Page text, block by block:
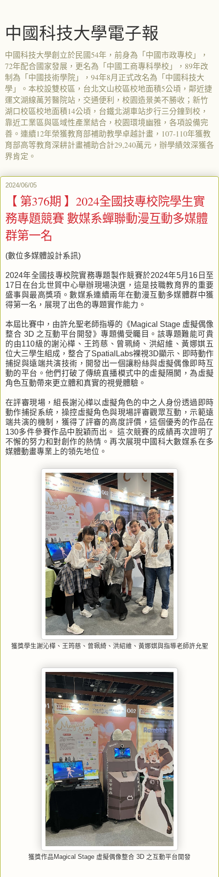
中國科技大學電子報
中國科技大學創立於民國54年，前身為「中國市政專校」，
72年配合國家發展，更名為「中國工商專科學校」，89年改
制為「中國技術學院」，94年8月正式改名為「中國科技大
學」。本校設雙校區，台北文山校區校地面積5公頃，鄰近捷
運文湖線萬芳醫院站，交通便利，校園造景美不勝收；新竹
湖口校區校地面積14公頃，台鐵北湖車站步行三分鐘到校，
靠近工業區與區域性產業結合，校園環境幽雅，各項設備完
善。連續12年榮獲教育部補助教學卓越計畫，107-110年獲教
育部高等教育深耕計畫補助合計29,240萬元，辦學績效深獲各
界肯定。
2024/06/05
【 第376期 】2024全國技專校院學生實
務專題競賽 數媒系蟬聯動漫互動多媒體
群第一名
(數位多媒體設計系訊)
2024年全國技專校院實務專題製作競賽於2024年5月16日至
17日在台北世貿中心舉辦現場決選，這是技職教育界的重要
盛事與最高獎項。數媒系連續兩年在動漫互動多媒體群中獲
得第一名，展現了出色的專題實作能力。
本屆比賽中，由許允聖老師指導的《Magical Stage 虛擬偶像
整合 3D 之互動平台開發》專題備受矚目。該專題難能可貴
的由110級的謝沁樺、王筠慈、曾珮綺、洪紹維、黃娜娸五
位大三學生組成，整合了SpatialLabs裸視3D顯示、即時動作
捕捉與遠端共演技術，開發出一個讓粉絲與虛擬偶像即時互
動的平台。他們打破了傳統直播模式中的虛擬隔閡，為虛擬
角色互動帶來更立體和真實的視覺體驗。
在評審現場，組長謝沁樺以虛擬角色的中之人身份透過即時
動作捕捉系統，操控虛擬角色與現場評審觀眾互動，示範遠
端共演的機制，獲得了評審的高度評價，這個優秀的作品在
130多件參賽作品中脫穎而出。 這次競賽的成績再次證明了
不懈的努力和對創作的熱情。再次展現中國科大數媒系在多
媒體動畫專業上的領先地位。
獲獎學生謝沁樺、王筠慈、曾珮綺、洪紹維、黃娜娸與指導老師許允聖
獲獎作品Magical Stage 虛擬偶像整合 3D 之互動平台開發